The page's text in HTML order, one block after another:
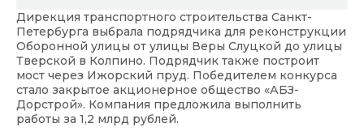
Дирекция транспортного строительства Санкт-
Петербурга выбрала подрядчика для реконструкции
Оборонной улицы от улицы Веры Слуцкой до улицы
Тверской в Колпино. Подрядчик также построит
мост через Ижорский пруд. Победителем конкурса
стало закрытое акционерное общество «АБЗ-
Дорстрой». Компания предложила выполнить
работы за 1,2 млрд рублей.